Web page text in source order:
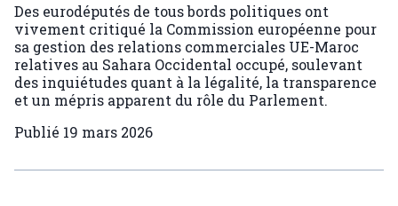
Des eurodéputés de tous bords politiques ont
vivement critiqué la Commission européenne pour
sa gestion des relations commerciales UE-Maroc
relatives au Sahara Occidental occupé, soulevant
des inquiétudes quant à la légalité, la transparence
et un mépris apparent du rôle du Parlement.
Publié 19 mars 2026